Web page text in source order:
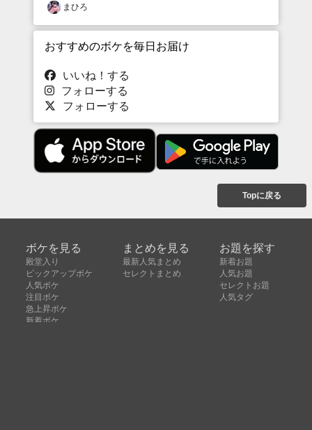
まひろ
おすすめのボケを毎日お届け
いいね！する
フォローする
フォローする
Topに戻る
ボケを見る
殿堂入り
ピックアップボケ
人気ボケ
注目ボケ
急上昇ボケ
新着ボケ
まとめを見る
最新人気まとめ
セレクトまとめ
お題を探す
新着お題
人気お題
セレクトお題
人気タグ